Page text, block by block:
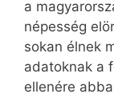
a
népesség
sokan élnek
adatoknak a
ellenére